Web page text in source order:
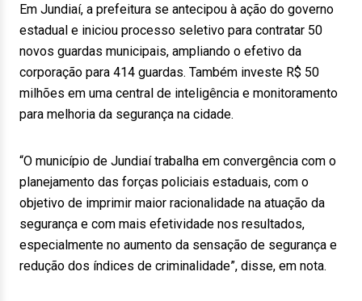
Em Jundiaí, a prefeitura se antecipou à ação do governo
estadual e iniciou processo seletivo para contratar 50
novos guardas municipais, ampliando o efetivo da
corporação para 414 guardas. Também investe R$ 50
milhões em uma central de inteligência e monitoramento
para melhoria da segurança na cidade.
“O município de Jundiaí trabalha em convergência com o
planejamento das forças policiais estaduais, com o
objetivo de imprimir maior racionalidade na atuação da
segurança e com mais efetividade nos resultados,
especialmente no aumento da sensação de segurança e
redução dos índices de criminalidade”, disse, em nota.